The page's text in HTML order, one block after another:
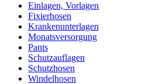
Einlagen, Vorlagen
Fixierhosen
Krankenunterlagen
Monatsversorgung
Pants
Schutzauflagen
Schutzhosen
Windelhosen